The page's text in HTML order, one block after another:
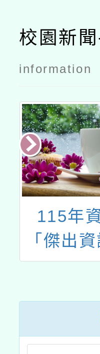
校園新
information
115年
「傑出
獎」選